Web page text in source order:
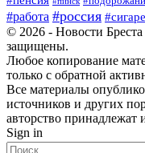
#работа #россия
© 2026 - Новости Бреста
защищены.
Любое копирование
только с обратной
Все материалы
источников и других
авторство принадлежат
Sign in